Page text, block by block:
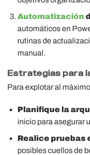
Automatización
automáticos en
rutinas de
manual.
Estrategias para
Para explotar al
Planifique la
inicio para asegurar
Realice pruebas
posibles cuellos de